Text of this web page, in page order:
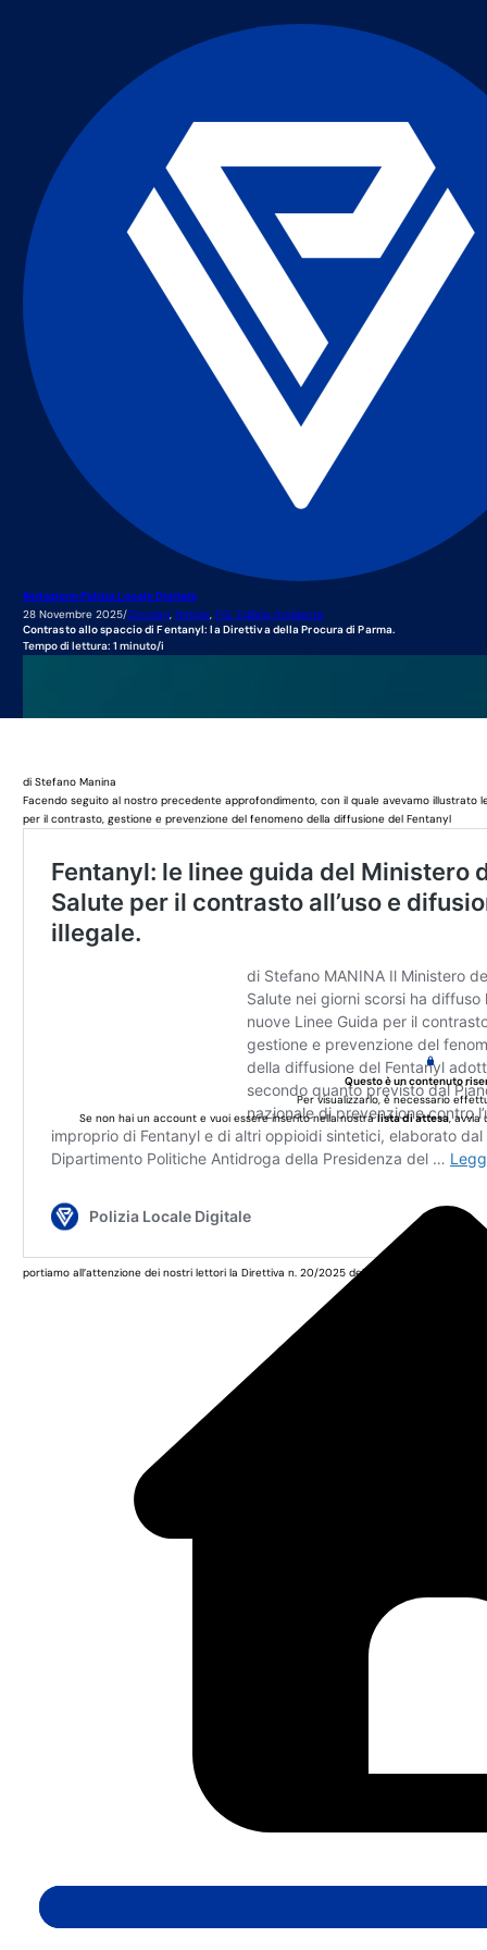
Redazione Polizia Locale Digitale
28 Novembre 2025/Circolari, Notizie, P.G. Edilizia Ambiente
Contrasto allo spaccio di Fentanyl: la Direttiva della Procura di Parma.
Tempo di lettura: 1 minuto/i
di Stefano Manina
Facendo seguito al nostro precedente approfondimento, con il quale avevamo illustrato
per il contrasto, gestione e prevenzione del fenomeno della diffusione del Fentanyl
portiamo all’attenzione dei nostri lettori la Direttiva n. 20/2025 del 13 novembre scorso
Questo è un contenuto
Per visualizzarlo, è necessario
Se non hai un account e vuoi essere inserito nella nostralista di attesa, avvia